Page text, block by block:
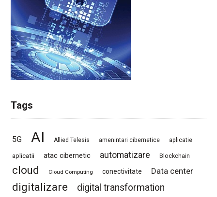
Tags
5G AI Allied Telesis amenintari cibernetice aplicatie
aplicatii atac cibernetic automatizare Blockchain
cloud Cloud Computing conectivitate Data center
digitalizare digital transformation